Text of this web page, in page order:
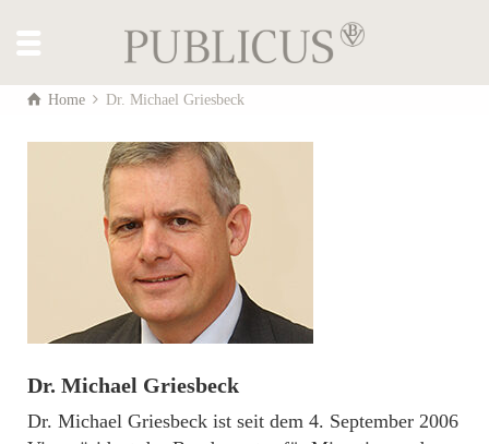
Home Dr. Michael Griesbeck
Dr. Michael Griesbeck
Dr. Michael Griesbeck ist seit dem 4. September 2006